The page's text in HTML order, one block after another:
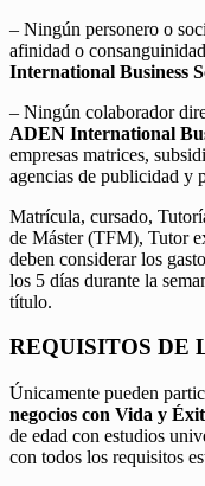
– Ningún personero o
afinidad o
International Business
– Ningún colaborador
ADEN International
empresas matrices,
agencias de publicidad y
Matrícula, cursado,
de Máster (TFM), Tutor
deben considerar los
los 5 días durante la
título.
REQUISITOS DE
Únicamente pueden
negocios con Vida y
de edad con estudios
con todos los requisitos